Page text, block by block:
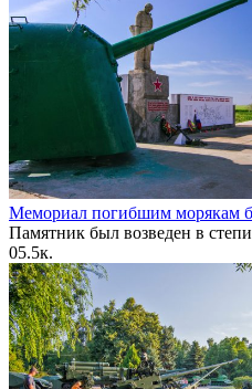
Мемориал погибшим морякам
Памятник был возведен в
05.5к.